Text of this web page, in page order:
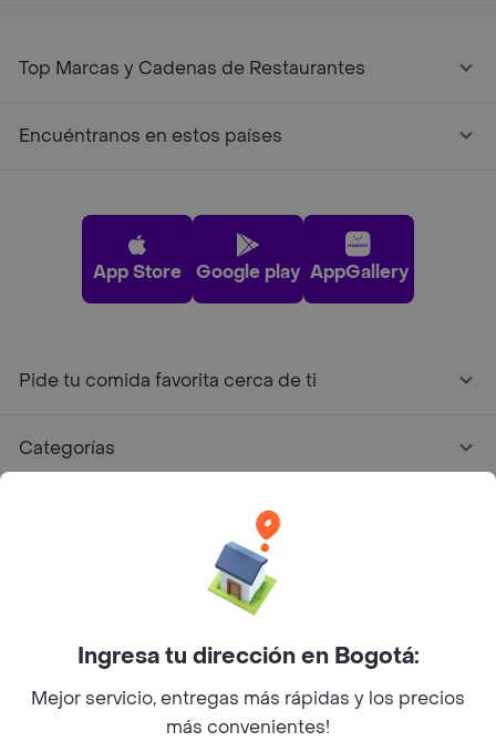
Top Marcas y Cadenas de Restaurantes
Encuéntranos en estos países
App Store Google play AppGallery
Pide tu comida favorita cerca de ti
Categorías
Facebook
Twitter
Instagram
©2026Rappi Inc. All rights reserved.
Ingresa tu dirección en Bogotá:
Mejor servicio, entregas más rápidas y los precios
más convenientes!